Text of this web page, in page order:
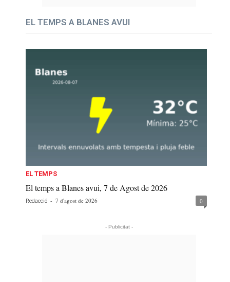
EL TEMPS A BLANES AVUI
EL TEMPS
El temps a Blanes avui, 7 de Agost de 2026
Redacció - 7 d'agost de 2026 0
- Publicitat -